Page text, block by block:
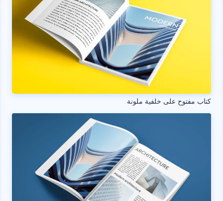
كتاب مفتوح على خلفية ملونة